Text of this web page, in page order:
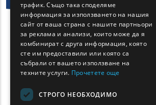
ROMANIAN
TURKISH
трафик. Също така споделяме
информация за използването на нашия
сайт от ваша страна с нашите партньори
за реклама и анализи, които може да я
комбинират с друга информация, която
сте им предоставили или която са
събрали от вашето използване на
техните услуги. Прочетете още
СТРОГО НЕОБХОДИМО